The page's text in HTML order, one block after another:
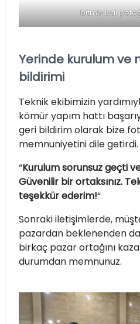
bitmiş bal
Yerinde kurulum ve
bildirimi
Teknik ekibimizin
kömür yapım hattı
geri bildirim olarak bize
memnuniyetini dile getirdi.
“Kurulum sorunsuz geçti
Güvenilir bir ortaksınız.
teşekkür ederim!“
Sonraki iletişimlerde,
pazardan beklenenden
birkaç pazar ortağını
durumdan memnunuz.